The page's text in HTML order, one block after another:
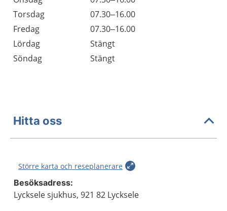
Torsdag
07.30–16.00
Fredag
07.30–16.00
Lördag
Stängt
Söndag
Stängt
Hitta oss
Större karta och reseplanerare
Besöksadress:
Lycksele sjukhus, 921 82 Lycksele